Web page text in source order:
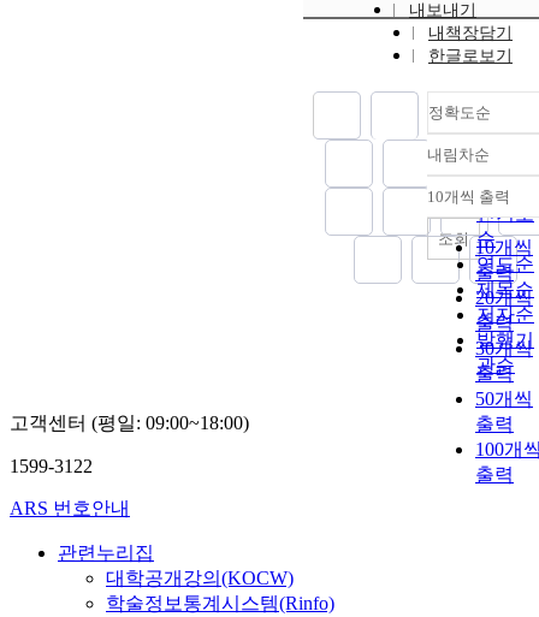
내보내기
내책장담기
한글로보기
정확도순
정확도
순
인기도
순
연도순
제목순
저자순
발행기
관순
내림차순
내림차
10개씩 출력
10개씩
출력
20개씩
출력
30개씩
출력
50개씩
출력
100개
출력
조회
고객센터 (평일: 09:00~18:00)
1599-3122
ARS 번호안내
관련누리집
대학공개강의(KOCW)
학술정보통계시스템(Rinfo)